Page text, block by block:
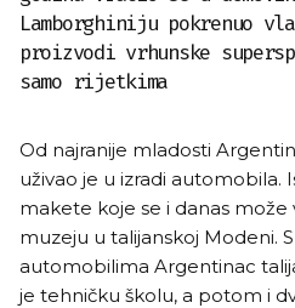
Lamborghiniju pokrenuo
proizvodi vrhunske
samo rijetkima
Od najranije mladosti
uživao je u izradi automobila.
makete koje se i danas
muzeju u talijanskoj Modeni.
automobilima Argentinac
je tehničku školu, a potom i